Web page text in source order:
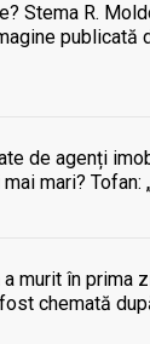
Stema R.
publicată
de agenți
mari? Tofan:
murit în prima
chemată